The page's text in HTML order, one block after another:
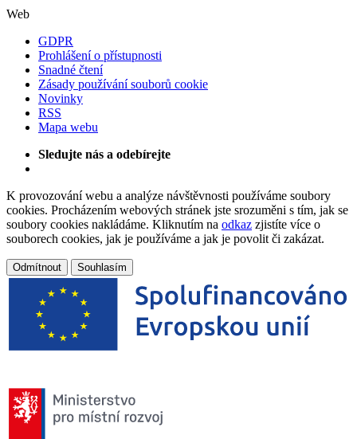
Web
GDPR
Prohlášení o přístupnosti
Snadné čtení
Zásady používání souborů cookie
Novinky
RSS
Mapa webu
Sledujte nás a odebírejte
K provozování webu a analýze návštěvnosti používáme soubory
cookies. Procházením webových stránek jste srozuměni s tím, jak se
soubory cookies nakládáme. Kliknutím na odkaz zjistíte více o
souborech cookies, jak je používáme a jak je povolit či zakázat.
Odmítnout Souhlasím